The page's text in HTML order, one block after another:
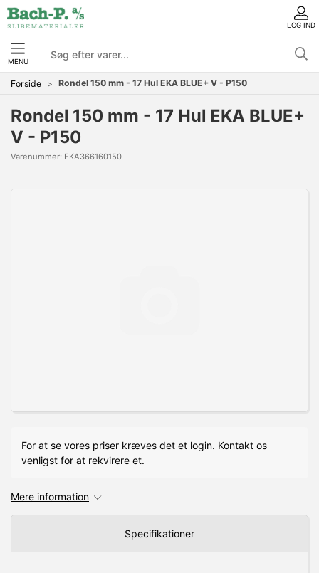
LOG IND
MENU
Forside Rondel 150 mm - 17 Hul EKA BLUE+ V - P150
Rondel 150 mm - 17 Hul EKA BLUE+
V - P150
Varenummer: EKA366160150
For at se vores priser kræves det et login. Kontakt os
venligst for at rekvirere et.
Mere information
Specifikationer